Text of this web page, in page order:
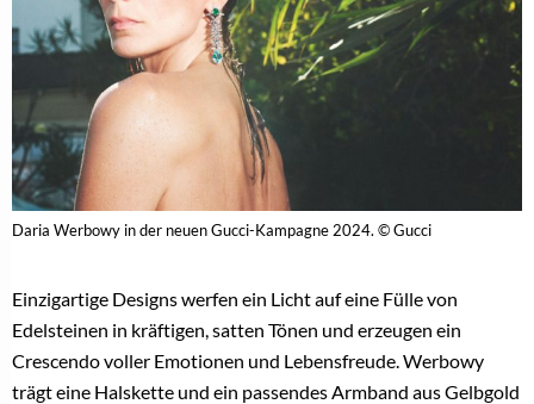
Daria Werbowy in der neuen Gucci-Kampagne 2024. © Gucci
Einzigartige Designs werfen ein Licht auf eine Fülle von
Edelsteinen in kräftigen, satten Tönen und erzeugen ein
Crescendo voller Emotionen und Lebensfreude. Werbowy
trägt eine Halskette und ein passendes Armband aus Gelbgold